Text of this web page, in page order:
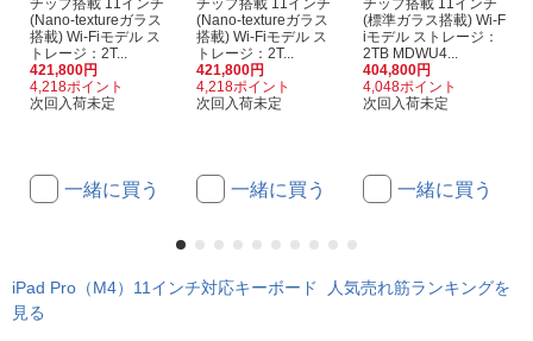
チップ搭載 11インチ
(Nano-textureガラス
搭載) Wi-Fiモデル ス
トレージ：2T...
421,800円
4,218ポイント
次回入荷未定
一緒に買う
チップ搭載 11インチ
(Nano-textureガラス
搭載) Wi-Fiモデル ス
トレージ：2T...
421,800円
4,218ポイント
次回入荷未定
一緒に買う
チップ搭載 11インチ
(標準ガラス搭載) Wi-F
iモデル ストレージ：
2TB MDWU4...
404,800円
4,048ポイント
次回入荷未定
一緒に買う
iPad Pro（M4）11インチ対応キーボード 人気売れ筋ランキングを
見る